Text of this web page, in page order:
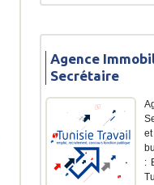
Agence
Secrétaire
: